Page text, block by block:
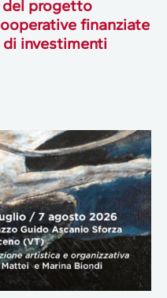
del progetto
finanziate
investimenti